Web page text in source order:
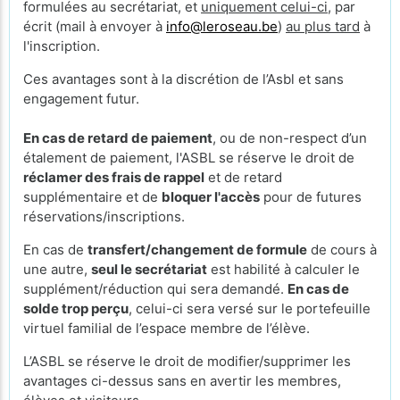
formulées au secrétariat, et uniquement celui-ci, par
écrit (mail à envoyer à info@leroseau.be) au plus tard à
l'inscription.
Ces avantages sont à la discrétion de l’Asbl et sans
engagement futur.
En cas de retard de paiement, ou de non-respect d’un
étalement de paiement, l'ASBL se réserve le droit de
réclamer des frais de rappel et de retard
supplémentaire et de bloquer l'accès pour de futures
réservations/inscriptions.
En cas de transfert/changement de formule de cours à
une autre, seul le secrétariat est habilité à calculer le
supplément/réduction qui sera demandé. En cas de
solde trop perçu, celui-ci sera versé sur le portefeuille
virtuel familial de l’espace membre de l’élève.
L’ASBL se réserve le droit de modifier/supprimer les
avantages ci-dessus sans en avertir les membres,